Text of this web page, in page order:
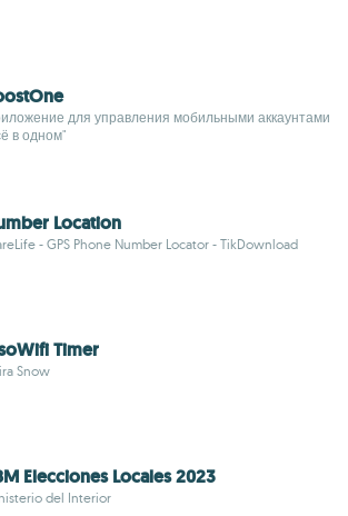
для управления мобильными аккаунтами
в одном"
Location
- GPS Phone Number Locator - TikDownload
Timer
Snow
Elecciones Locales 2023
del Interior